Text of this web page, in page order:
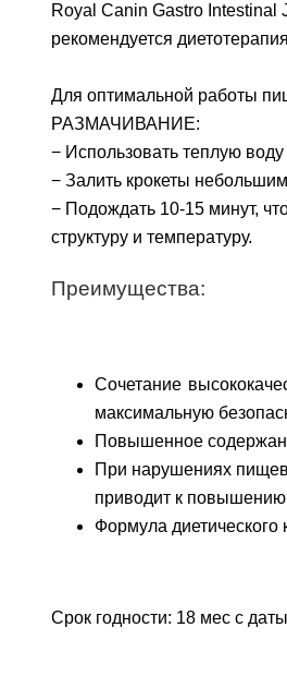
Royal Canin Gastro Intestinal
рекомендуется
Для оптимальной работы
РАЗМАЧИВАНИЕ:
− Использовать теплую воду
− Залить крокеты
− Подождать 10-15 минут,
структуру и температуру.
Преимущества:
Сочетание
максимальную
Повышенное
При нарушениях
приводит к
Формула
Срок годности: 18 мес с